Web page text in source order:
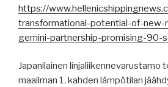
https://
transformational-potential-of-new-
gemini-partnership-promising-90-
Japanilainen linjaliikennevarustamo
maailman 1. kahden lämpötilan